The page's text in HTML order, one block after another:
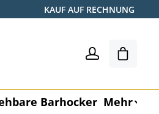
KAUF AUF RECHNUNG
Barhocker Mehr